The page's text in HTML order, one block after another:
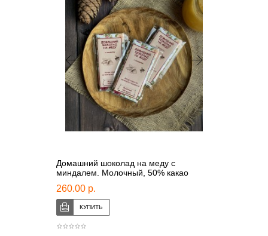
Домашний шоколад на меду с
миндалем. Молочный, 50% какао
260.00 р.